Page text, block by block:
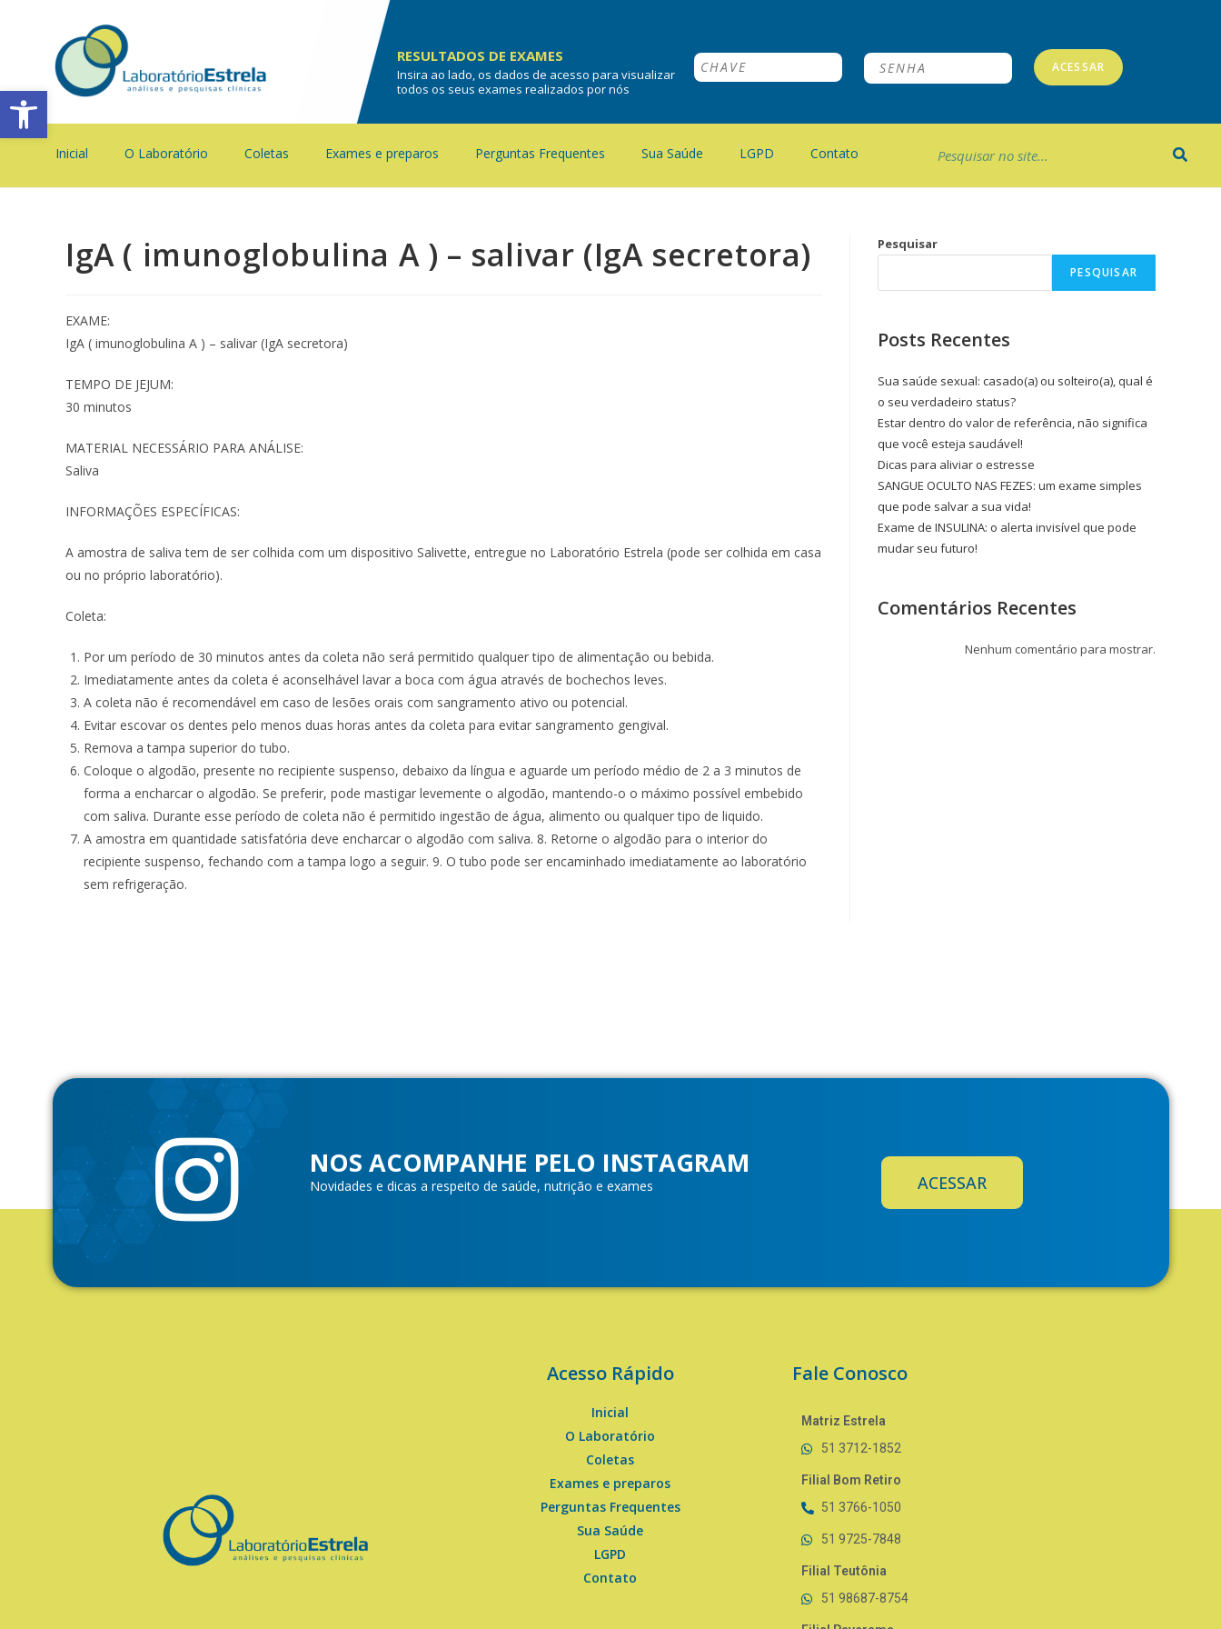
Barra de Ferramentas Aberta
RESULTADOS DE EXAMES
Insira ao lado, os dados de acesso para visualizar
todos os seus exames realizados por nós
ACESSAR
Inicial O Laboratório Coletas Exames e preparos Perguntas Frequentes Sua Saúde LGPD Contato
IgA ( imunoglobulina A ) – salivar (IgA secretora)
EXAME:
IgA ( imunoglobulina A ) – salivar (IgA secretora)
TEMPO DE JEJUM:
30 minutos
MATERIAL NECESSÁRIO PARA ANÁLISE:
Saliva
INFORMAÇÕES ESPECÍFICAS:
A amostra de saliva tem de ser colhida com um dispositivo Salivette, entregue no Laboratório Estrela (pode ser colhida em casa
ou no próprio laboratório).
Coleta:
Por um período de 30 minutos antes da coleta não será permitido qualquer tipo de alimentação ou bebida.
Imediatamente antes da coleta é aconselhável lavar a boca com água através de bochechos leves.
A coleta não é recomendável em caso de lesões orais com sangramento ativo ou potencial.
Evitar escovar os dentes pelo menos duas horas antes da coleta para evitar sangramento gengival.
Remova a tampa superior do tubo.
Coloque o algodão, presente no recipiente suspenso, debaixo da língua e aguarde um período médio de 2 a 3 minutos de
forma a encharcar o algodão. Se preferir, pode mastigar levemente o algodão, mantendo-o o máximo possível embebido
com saliva. Durante esse período de coleta não é permitido ingestão de água, alimento ou qualquer tipo de liquido.
A amostra em quantidade satisfatória deve encharcar o algodão com saliva. 8. Retorne o algodão para o interior do
recipiente suspenso, fechando com a tampa logo a seguir. 9. O tubo pode ser encaminhado imediatamente ao laboratório
sem refrigeração.
Pesquisar
PESQUISAR
Posts Recentes
Sua saúde sexual: casado(a) ou solteiro(a), qual é
o seu verdadeiro status?
Estar dentro do valor de referência, não significa
que você esteja saudável!
Dicas para aliviar o estresse
SANGUE OCULTO NAS FEZES: um exame simples
que pode salvar a sua vida!
Exame de INSULINA: o alerta invisível que pode
mudar seu futuro!
Comentários Recentes
Nenhum comentário para mostrar.
NOS ACOMPANHE PELO INSTAGRAM
Novidades e dicas a respeito de saúde, nutrição e exames ACESSAR
Acesso Rápido
Inicial
O Laboratório
Coletas
Exames e preparos
Perguntas Frequentes
Sua Saúde
LGPD
Contato
Fale Conosco
Matriz Estrela
51 3712-1852
Filial Bom Retiro
51 3766-1050
51 9725-7848
Filial Teutônia
51 98687-8754